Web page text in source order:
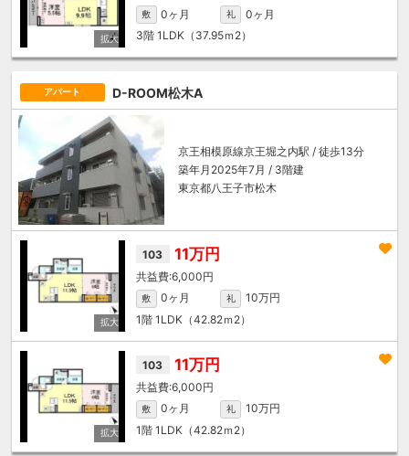
敷 0ヶ月 礼
0ヶ月
3階 1LDK（37.95ｍ 2）
アパート D-ROOM松木A
京王相模原線京王堀之内駅 / 徒歩13分
築年月2025年7月 / 3階建
東京都八王子市松木
103 11万円
6,000円
敷 0ヶ月 礼
10万円
1階 1LDK（42.82ｍ 2）
103 11万円
6,000円
敷 0ヶ月 礼
10万円
1階 1LDK（42.82ｍ 2）